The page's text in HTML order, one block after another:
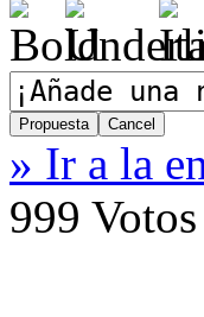
» Ir a la
999